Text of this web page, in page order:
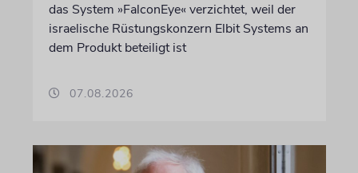
das System »FalconEye« verzichtet, weil der
israelische Rüstungskonzern Elbit Systems an
dem Produkt beteiligt ist
07.08.2026